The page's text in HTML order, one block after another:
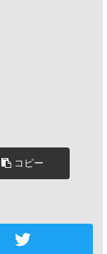
コピー